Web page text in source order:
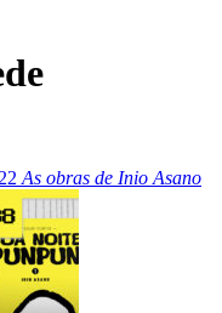
As obras de Inio Asano